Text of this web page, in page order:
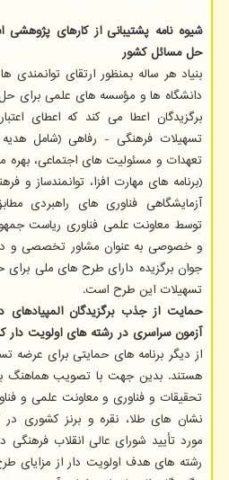
شیوه نامه پشتیبانی از کارهای پژوهشی
حل مسائل کشور
بنیاد هر ساله بمنظور ارتقای توانمندی
دانشگاه ها و مؤسسه های علمی برای
برگزیدگان اعطا می کند که اعطای
تسهیلات فرهنگی - رفاهی (شامل هدیه
تعهدات و مسئولیت های اجتماعی، بهره
(برنامه های مهارت افزا، توانمندساز و
آزمایشگاهی فناوری های راهبردی
توسط معاونت علمی فناوری ریاست
و خصوصی به عنوان مشاور تخصصی و
جوان برگزیده دارای طرح های ملی
تسهیلات این طرح است.
حمایت از جذب برگزیدگان
آزمون سراسری در رشته‏ های اولویت ‏دار
از دیگر برنامه های حمایتی برای عرضه
هستند. بدین جهت با تصویب هماهنگ
تحقیقات و فناوری و معاونت علمی و
نشان‏ های طلا، نقره و برنز کشوری در
مورد تأیید شورای عالی انقلاب
رشته ‏های هدف اولویت ‏دار از مزایای